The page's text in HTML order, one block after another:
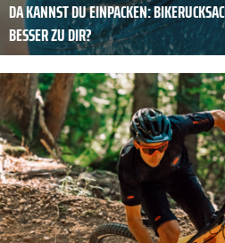
DA KANNST DU ­EINPACKEN:
BESSER ZU DIR?